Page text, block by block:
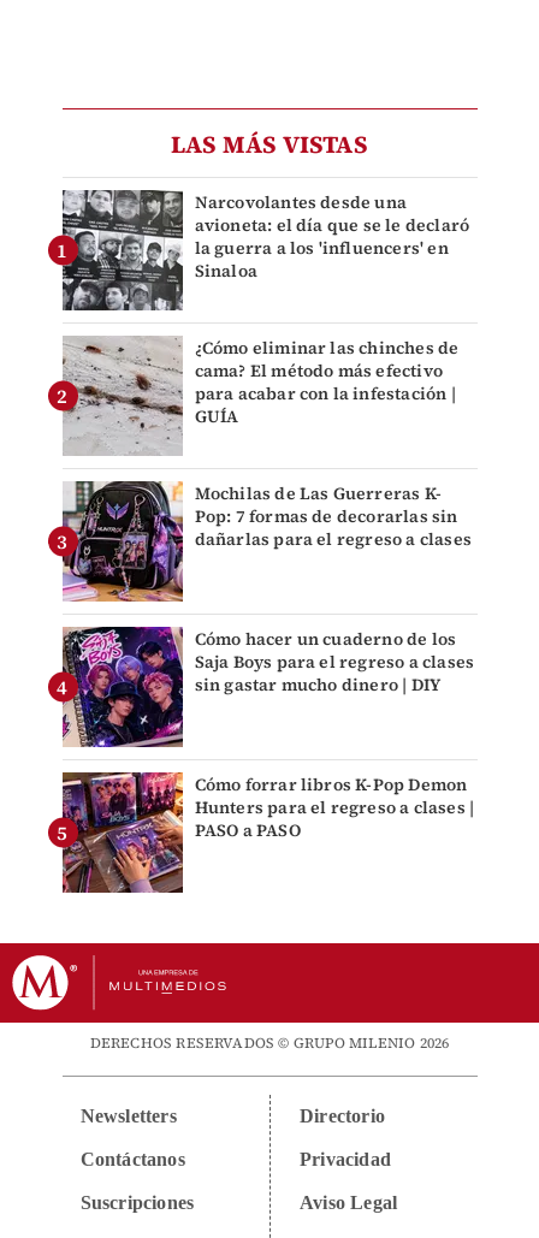
LAS MÁS VISTAS
Narcovolantes desde una
avioneta: el día que se le declaró
la guerra a los 'influencers' en
Sinaloa
¿Cómo eliminar las chinches de
cama? El método más efectivo
para acabar con la infestación |
GUÍA
Mochilas de Las Guerreras K-
Pop: 7 formas de decorarlas sin
dañarlas para el regreso a clases
Cómo hacer un cuaderno de los
Saja Boys para el regreso a clases
sin gastar mucho dinero | DIY
Cómo forrar libros K-Pop Demon
Hunters para el regreso a clases |
PASO a PASO
DERECHOS RESERVADOS © GRUPO MILENIO 2026
Newsletters
Contáctanos
Suscripciones
Directorio
Privacidad
Aviso Legal